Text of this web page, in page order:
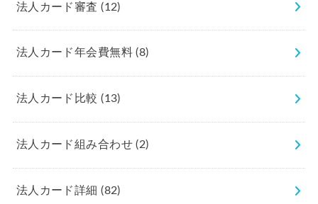
法人カード審査(12)
法人カード年会費無料(8)
法人カード比較(13)
法人カード組み合わせ(2)
法人カード詳細(82)